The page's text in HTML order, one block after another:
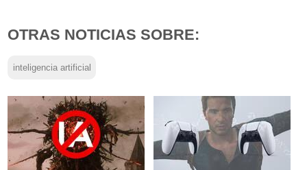
OTRAS NOTICIAS SOBRE:
inteligencia artificial